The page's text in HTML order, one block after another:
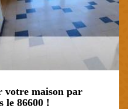
votre maison par
le 86600 !